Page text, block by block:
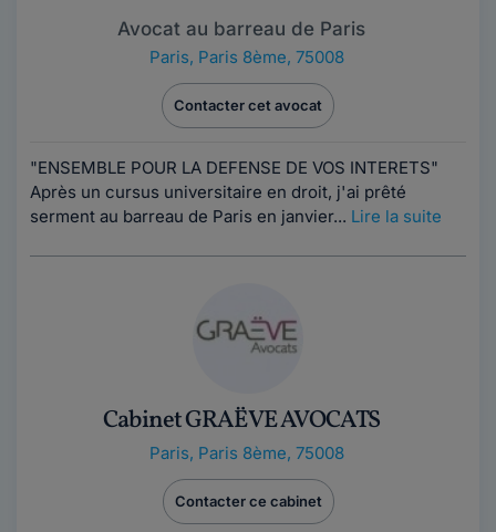
Avocat au barreau de Paris
Paris, Paris 8ème, 75008
Contacter cet avocat
"ENSEMBLE POUR LA DEFENSE DE VOS INTERETS"
Après un cursus universitaire en droit, j'ai prêté
serment au barreau de Paris en janvier... Lire la suite
Cabinet GRAËVE AVOCATS
Paris, Paris 8ème, 75008
Contacter ce cabinet